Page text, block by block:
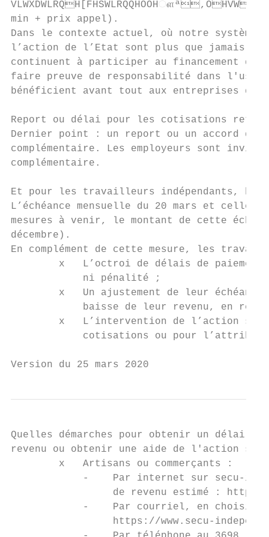
min + prix appel).
Dans le contexte actuel, où notre
l’action de l’Etat sont plus que jamais
continuent à participer au financement
faire preuve de responsabilité dans
bénéficient avant tout aux entreprises qui
Report ou délai pour les cotisations
Dernier point : un report ou un accord
complémentaire. Les employeurs sont
complémentaire.
Et pour les travailleurs indépendants, hors
L’échéance mensuelle du 20 mars et
mesures à venir, le montant de cette
décembre).
En complément de cette mesure, les
x   L’octroi de délais de
            ni pénalité ;
x   Un ajustement de leur
baisse de leur revenu, en
x   L’intervention de l’action
cotisations ou pour
Version du 25 mars 2020
Quelles démarches pour obtenir un délai
revenu ou obtenir une aide de l'action
        x   Artisans ou commerçants :
-    Par internet sur secu-
de revenu estimé :
-    Par courriel, en
https://www.secu-